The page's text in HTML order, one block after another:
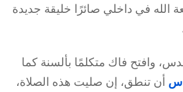
الله في داخلي صائرًا خليقة جديدة
وافتح فاك متكلمًا بألسنة كما
أن تنطق، إن صليت هذه الصلاة،